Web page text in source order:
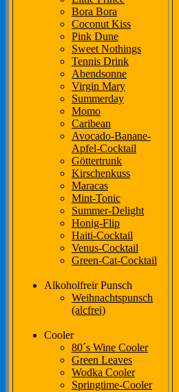
Bora Bora
Coconut Kiss
Pink Dune
Sweet Nothings
Tennis Drink
Abendsonne
Virgin Mary
Summerday
Momo
Caribean
Avocado-Banane-
Apfel-Cocktail
Göttertrunk
Kirschenkuss
Maracas
Mint-Tonic
Summer-Delight
Honig-Flip
Haiti-Cocktail
Venus-Cocktail
Green-Cat-Cocktail
Alkoholfreir Punsch
Weihnachtspunsch
(alcfrei)
Cooler
80´s Wine Cooler
Green Leaves
Wodka Cooler
Springtime-Cooler